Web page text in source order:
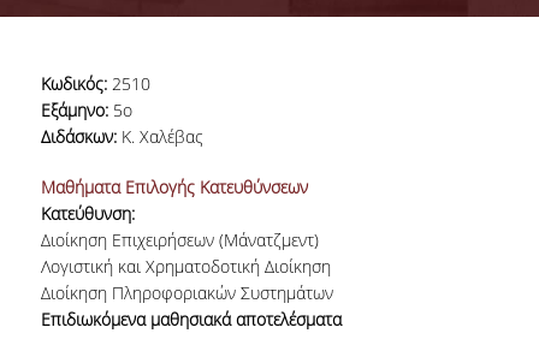
ΑΝΘΡΩΠΙΝΟ ΔΥΝΑΜΙΚΟ
ΕΝΤΕΤΑΛΜΕΝΟΙ ΔΙΔΑΣΚΟΝΤΕΣ ΑΚΑΔ.ΕΤΟΥΣ
2025-26
ΜΕΛΗ Ε.ΔΙ.Π
Κωδικός: 2510
Εξάμηνο: 5ο
Διδάσκων: Κ. Χαλέβας
Μαθήματα Επιλογής Κατευθύνσεων
Κατεύθυνση:
Διοίκηση Επιχειρήσεων (Μάνατζμεντ)
Λογιστική και Χρηματοδοτική Διοίκηση
Διοίκηση Πληροφοριακών Συστημάτων
Επιδιωκόμενα μαθησιακά αποτελέσματα